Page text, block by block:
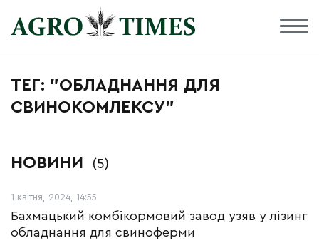
ТЕГ: "ОБЛАДНАННЯ ДЛЯ
СВИНОКОМЛЕКСУ"
НОВИНИ (5)
1 квітня, 2024, 14:55
Бахмацький комбікормовий завод узяв у лізинг
обладнання для свиноферми